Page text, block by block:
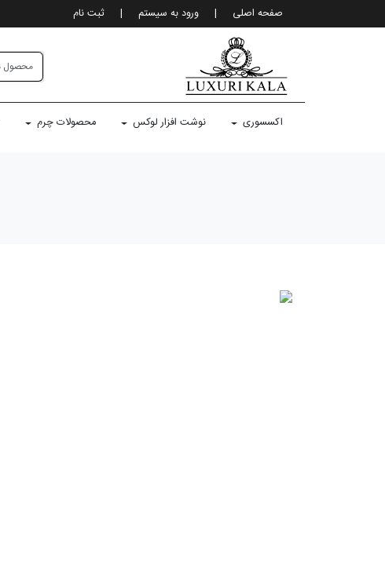
صفحه اصلی | ورود به سيستم | ثبت نام
اکسسوری نوشت افزار لوکس محصولات چرم